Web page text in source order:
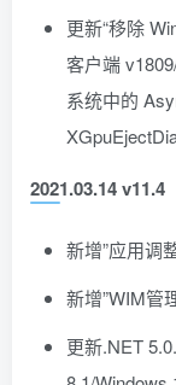
更新“移除
客户端
系统中的
2021.03.14 v11.4
新增”应用调
新增”WIM管
更新.NET